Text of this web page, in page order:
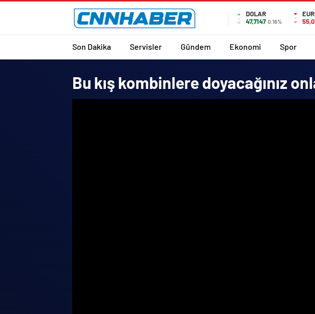
DOLAR
47,7147 0.16%
Son Dakika Servisler Gündem Ekonomi Spor
Bu kış kombinlere doyacağınız